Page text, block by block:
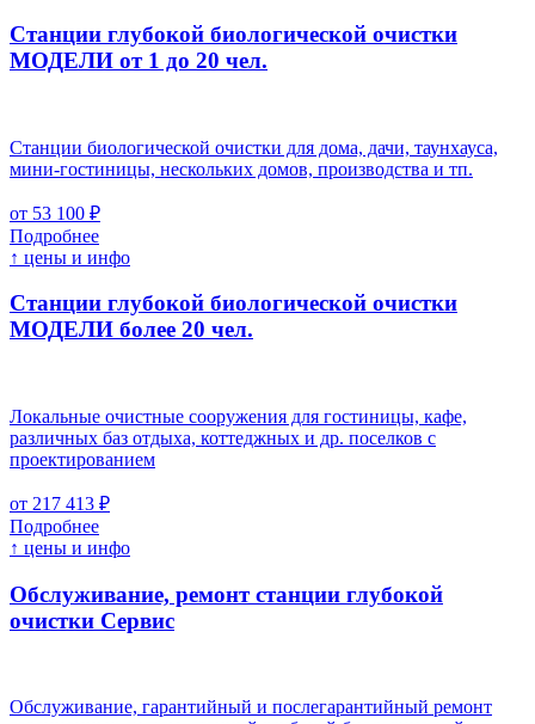
Станции глубокой биологической очистки
МОДЕЛИ от 1 до 20 чел.
Станции биологической очистки для дома, дачи, таунхауса,
мини-гостиницы, нескольких домов, производства и тп.
от 53 100 ₽
Подробнее
↑ цены и инфо
Станции глубокой биологической очистки
МОДЕЛИ более 20 чел.
Локальные очистные сооружения для гостиницы, кафе,
различных баз отдыха, коттеджных и др. поселков с
проектированием
от 217 413 ₽
Подробнее
↑ цены и инфо
Обслуживание, ремонт станции глубокой
очистки Cервис
Обслуживание, гарантийный и послегарантийный ремонт